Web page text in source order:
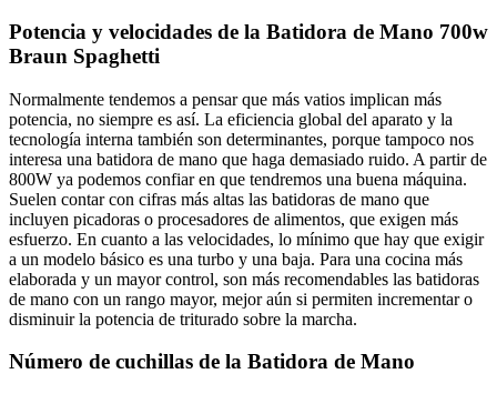
Potencia y velocidades de la Batidora de Mano 700w
Braun Spaghetti
Normalmente tendemos a pensar que más vatios implican más
potencia, no siempre es así. La eficiencia global del aparato y la
tecnología interna también son determinantes, porque tampoco nos
interesa una batidora de mano que haga demasiado ruido. A partir de
800W ya podemos confiar en que tendremos una buena máquina.
Suelen contar con cifras más altas las batidoras de mano que
incluyen picadoras o procesadores de alimentos, que exigen más
esfuerzo. En cuanto a las velocidades, lo mínimo que hay que exigir
a un modelo básico es una turbo y una baja. Para una cocina más
elaborada y un mayor control, son más recomendables las batidoras
de mano con un rango mayor, mejor aún si permiten incrementar o
disminuir la potencia de triturado sobre la marcha.
Número de cuchillas de la Batidora de Mano